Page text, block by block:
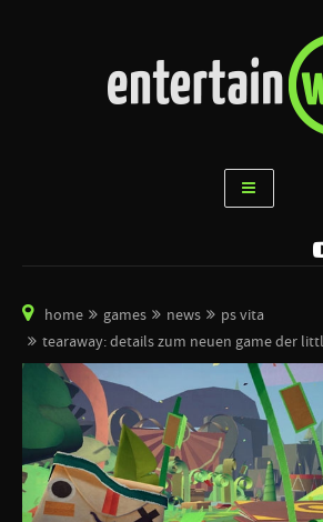
home games news
ps vita
tearaway: details zum neuen game der